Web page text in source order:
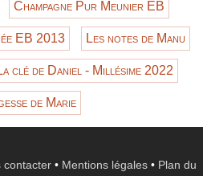
Champagne Pur Meunier EB
EB 2013 Les notes de Manu
clé de Daniel - Millésime 2022
de Marie
contacter • Mentions légales • Plan du